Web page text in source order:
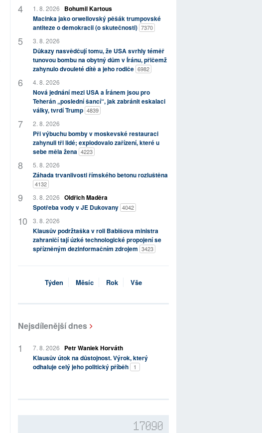
1. 8. 2026
Bohumil Kartous
Macinka jako orwellovský pěšák trumpovské
antiteze o demokracii (o skutečnosti) 7370
3. 8. 2026
Důkazy nasvědčují tomu, že USA svrhly téměř
tunovou bombu na obytný dům v Íránu, přičemž
zahynulo dvouleté dítě a jeho rodiče 6982
4. 8. 2026
Nová jednání mezi USA a Íránem jsou pro
Teherán „poslední šancí“, jak zabránit eskalaci
války, tvrdí Trump 4839
2. 8. 2026
Při výbuchu bomby v moskevské restauraci
zahynuli tři lidé; explodovalo zařízení, které u
sebe měla žena 4223
5. 8. 2026
Záhada trvanlivosti římského betonu rozluštěna
4132
3. 8. 2026 Oldřich Maděra
Spotřeba vody v JE Dukovany 4042
3. 8. 2026
Klausův podržtaška v roli Babišova ministra
zahraničí tají úzké technologické propojení se
spřízněným dezinformačním zdrojem 3423
Týden Měsíc Rok Vše
Nejsdílenější dnes
7. 8. 2026
Petr Waniek Horváth
Klausův útok na důstojnost. Výrok, který
odhaluje celý jeho politický příběh
1
17090